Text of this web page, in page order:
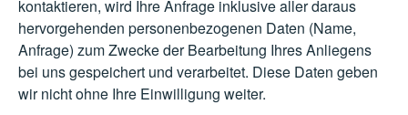
kontaktieren, wird Ihre Anfrage inklusive aller daraus
hervorgehenden personenbezogenen Daten (Name,
Anfrage) zum Zwecke der Bearbeitung Ihres Anliegens
bei uns gespeichert und verarbeitet. Diese Daten geben
wir nicht ohne Ihre Einwilligung weiter.